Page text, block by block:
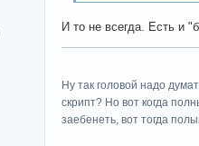
И то не всегда. Есть и
Ну так головой надо
скрипт? Но вот когда
заебенеть, вот тогда